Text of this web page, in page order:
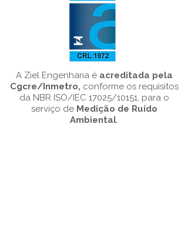
A Ziel Engenharia é acreditada pela
Cgcre/Inmetro, conforme os requisitos
da NBR ISO/IEC 17025/10151, para o
serviço de Medição de Ruído
Ambiental.